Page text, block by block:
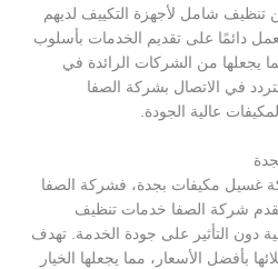
تنظيف شامل لأجهزة التكييف لديهم
دائمًا على تقديم الخدمات بأسلوب
يجعلها من الشركات الرائدة في
في الاتصال بشركة الصفا
عالية الجودة.
غسيل مكيفات بجدة، فشركة الصفا
تقدم شركة الصفا خدمات تنظيف
دون التأثير على جودة الخدمة. تهدف
بأفضل الأسعار، مما يجعلها الخيار